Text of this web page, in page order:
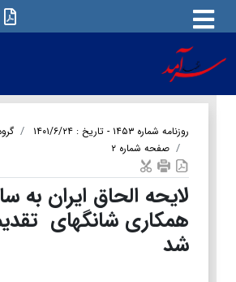
روزنامه شماره ۱۴۵۳ - تاریخ : ۱۴۰۱/۶/۲۴
صفحه شماره ۲
لایحه الحاق ایران به
همکاری شانگهای
شد